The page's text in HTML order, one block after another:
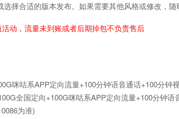
择合适的版本发布。如果需要其他风格或修改，随
动，流量未到账或者后期掉包不负责售后
咪咕系APP定向流量+100分钟语音通话+100分钟
全国定向+100G咪咕系APP定向流量+100分钟
为准)